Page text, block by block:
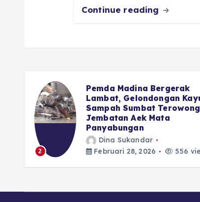
Continue reading
Advocat Nasional : Hal Kecil
Saja DPRD Tidak Berani,
Apalagi Soal APBD Madina
Dina Sukandar
Februari 28, 2026